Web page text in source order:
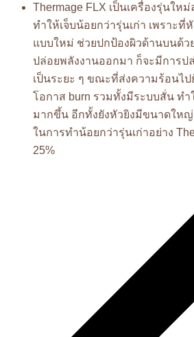
Thermage FLX เป็นเครื่องรุ่นให
ทำให้เจ็บน้อยกว่ารุ่นเก่า เพราะที่
แบบใหม่ ช่วยปกป้องผิวด้านบนด้ว
ปล่อยพลังงานออกมา ก็จะมีการป
เป็นระยะ ๆ ขณะที่ส่งความร้อนไ
โอกาส burn รวมทั้งมีระบบสั่น ท
มากขึ้น อีกทั้งยังหัวยิงมีขนาดใหญ่
ในการทำน้อยกว่ารุ่นเก่าอย่าง
25%